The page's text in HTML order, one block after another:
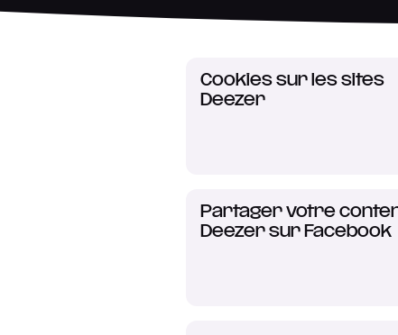
Cookies sur les sites
Deezer
Partager votre
Deezer sur Facebook